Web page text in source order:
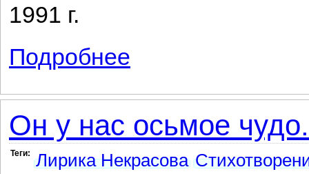
1991 г.
Подробнее
Он у нас осьмое
Теги: Лирика Некрасова